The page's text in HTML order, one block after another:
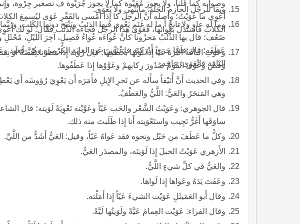
وصوابه كما قُلنا، ولا يجوز مُعَيْوة كما لا يجوز جُرَيْوة ف تصغير جِرْوة،
أَعْوِي ما عَوَيْتُ؛ وأَصله أَنَّ الرجلَ كا إِذا أَمْسى بالقَفْرِ عَوَى ليُسمِعَ
الكلابُ فاستَدَلَّ بعُوائها، فعَوَى هذا الرجلُ فجاءَه الذِّئْب فقال: لَو لَك أَعْوِي ما عَوَيْتُ، وحكاه الأَزهري.
ويقا للرجُل الحازمِ الجَلْدِ: مايُنْهى ولا يُعْوَى.
وما له عاوٍ ولا نابحٌ أَ ما له غَنَم يَعْوي فيها الذئبُ ويَنْبَح دونها الكَلب،
ضَعُف؛ قال بها الذِّئْبُ مَحزُوناً كأَنَّ عُواءَه عُواءُ فَصِيلٍ، آخِرَ الليْلِ، مُحْثَلِ
عَطَفَه؛ قال فلَمَّا جَرَى أَدْرَكنَه فاعْتَوَينَ عَنِ الغايَة الكُرْمى، وهُنَّ
الناقة فانْعَوَى: عاجَه.
وَفْض وعَوى القَومُ صُدُورَ رِكابهمْ وعَوَّوْها إِذا عَطَفُوها.
وفي الحديث أَنَّ أُنَيْفاً سأَله عن نَحرِ الإِبلِ فأَمَرَه أَن يَعْوِيَ رُؤوسَه أَي
وهي المَنحَرُ والعَيُّ: اللَّيُّ والعَطْفُ.
قال الجوهري: وعَوَيْتُ الشَّعْر والحَب
ساوَقَها أَغَرُّ نَجِيب واستَعْوَيته أَنا إِذا طَلَبتَ منه ذلك.
وكلُّ ما عَطَفَ من حَبْل ونحوه فقد عَواهُ عَيّاً، وقيل: العَيُّ أَشَدُّ من اللَّيِّ.
الأَزهري عَوَيْتُ الحبلَ إِذا لَوَيتَه، والمصدَر العَيُّ.
والعَيُّ في كلِّ شيءٍ اللَّيُّ.
وعَفَتَ يَدَهُ وعَواها إِذا لَواها.
وقال أَبو العَمَيثَلِ عَوَيْت الشيءَ عَيّاً إِذا أَمَلْته.
وقال الفراء: عَوَيْت العِمامَ عَيَّةً ولَوَيتُها لَيَّةً.